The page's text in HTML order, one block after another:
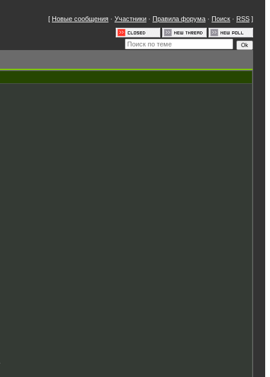
[ Новые сообщения · Участники · Правила форума · Поиск · RSS ]